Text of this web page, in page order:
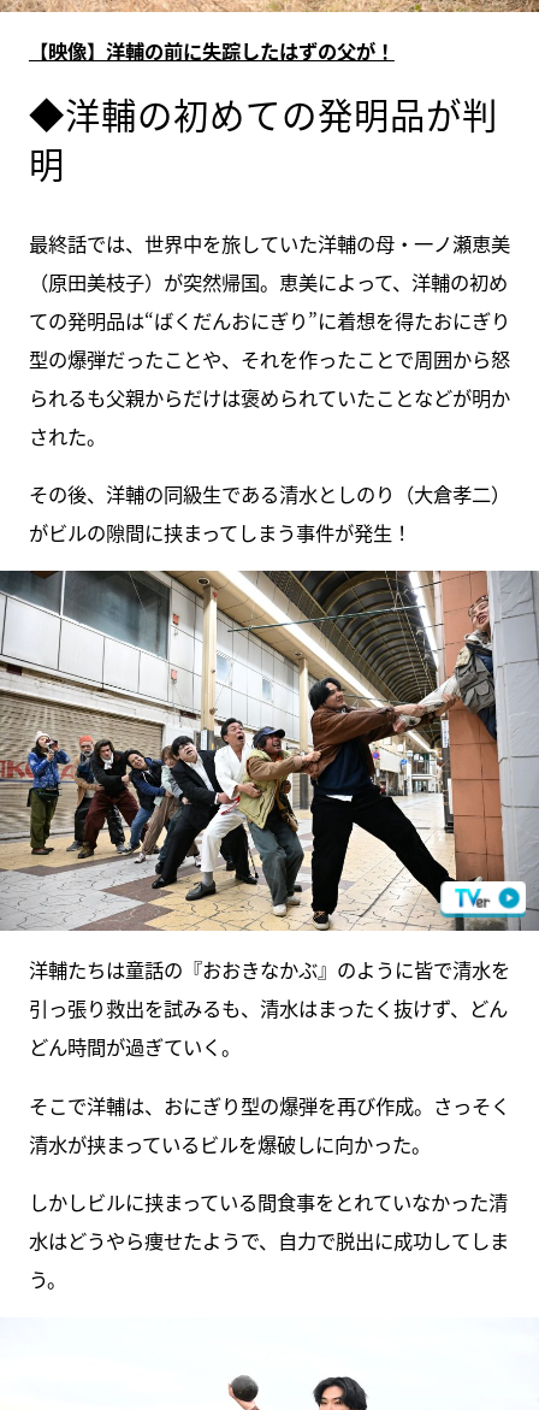
【映像】洋輔の前に失踪したはずの父が！
◆洋輔の初めての発明品が判
明
最終話では、世界中を旅していた洋輔の母・一ノ瀬恵美
（原田美枝子）が突然帰国。恵美によって、洋輔の初め
ての発明品は“ばくだんおにぎり”に着想を得たおにぎり
型の爆弾だったことや、それを作ったことで周囲から怒
られるも父親からだけは褒められていたことなどが明か
された。
その後、洋輔の同級生である清水としのり（大倉孝二）
がビルの隙間に挟まってしまう事件が発生！
洋輔たちは童話の『おおきなかぶ』のように皆で清水を
引っ張り救出を試みるも、清水はまったく抜けず、どん
どん時間が過ぎていく。
そこで洋輔は、おにぎり型の爆弾を再び作成。さっそく
清水が挟まっているビルを爆破しに向かった。
しかしビルに挟まっている間食事をとれていなかった清
水はどうやら痩せたようで、自力で脱出に成功してしま
う。